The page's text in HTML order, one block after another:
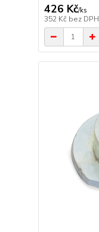
426 Kč/ks
352 Kč bez DPH